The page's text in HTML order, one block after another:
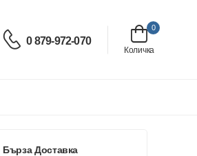
0 879-972-070
0
Количка
Бърза Доставка